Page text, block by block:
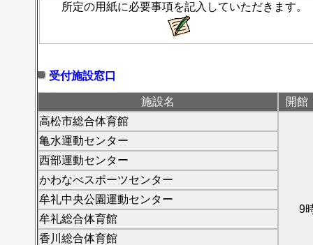
所定の用紙に必要事項を記入していただきます。
受付施設窓口
施設名
開館
高松市総合体育館
9
亀水運動センター
西部運動センター
かわなべスポーツセンター
牟礼中央公園運動センター
牟礼総合体育館
香川総合体育館